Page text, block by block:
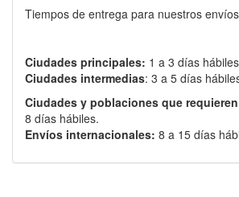
Tiempos de entrega para nuestros
Ciudades principales: 1 a 3 días
Ciudades intermedias: 3 a 5 días
Ciudades y poblaciones que
8 días hábiles.
Envíos internacionales: 8 a 15 días